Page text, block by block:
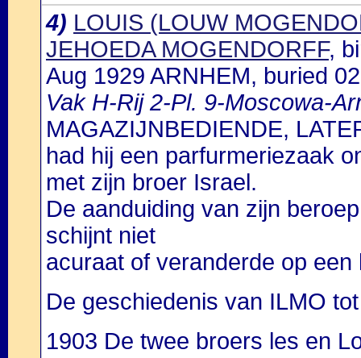
4) LOUIS (LOUW
JEHOEDA MOGENDORFF,
Aug 1929 ARNHEM, buried
Vak H-Rij 2-Pl. 9-Moscowa-
MAGAZIJNBEDIENDE,
had hij een parfurmeriezaak
met zijn broer Israel.
De aanduiding van zijn
schijnt niet
acuraat of veranderde op een
De geschiedenis van ILMO
1903 De twee broers les en